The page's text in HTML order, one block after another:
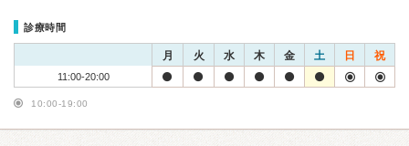
診療時間
月 火 水 木 金 土 日 祝
11:00-20:00
10:00-19:00